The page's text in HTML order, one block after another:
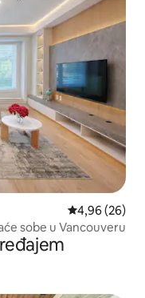
„Odabrali gosti”
Prosječna
4,96 (26)
sobe u Vancouveru